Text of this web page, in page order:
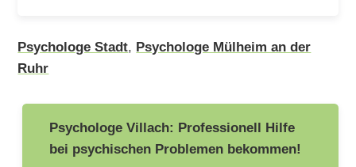
Psychologe Stadt, Psychologe Mülheim an der
Ruhr
Beitragsnavigation
Psychologe Villach: Professionell Hilfe
bei psychischen Problemen bekommen!